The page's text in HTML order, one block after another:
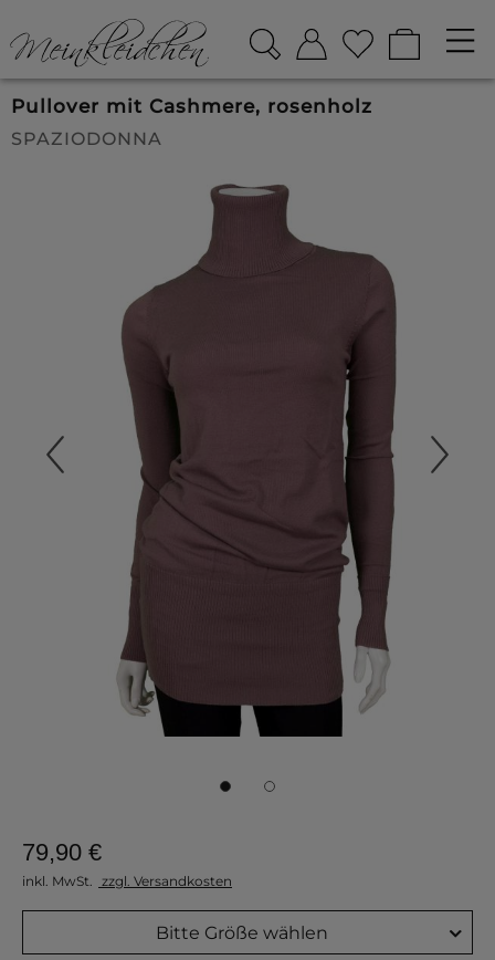
Pullover mit Cashmere, rosenholz
SPAZIODONNA
79,90 €
inkl. MwSt. zzgl. Versandkosten
Bitte Größe wählen